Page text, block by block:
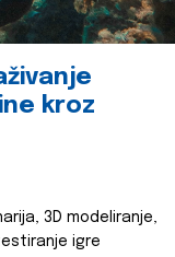
kroz
3D modeliranje,
igre